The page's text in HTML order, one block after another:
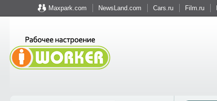
Maxpark.com NewsLand.com Cars.ru Film.ru